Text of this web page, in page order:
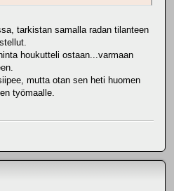
tarkistan samalla radan tilanteen
houkutteli ostaan...varmaan
mutta otan sen heti huomen
työmaalle.